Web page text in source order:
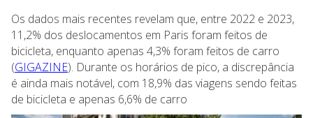
Os dados mais recentes revelam que, entre 2022 e 2023,
11,2% dos deslocamentos em Paris foram feitos de
bicicleta, enquanto apenas 4,3% foram feitos de carro​
(GIGAZINE)​. Durante os horários de pico, a discrepância
é ainda mais notável, com 18,9% das viagens sendo feitas
de bicicleta e apenas 6,6% de carro​